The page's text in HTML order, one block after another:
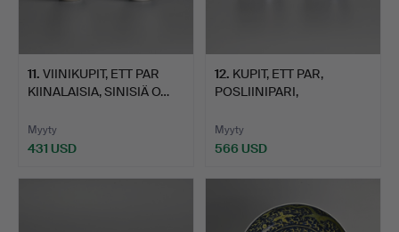
11. VIINIKUPIT, ETT PAR
KIINALAISIA, SINISIÄ O…
Myyty
431 USD
12. KUPIT, ETT PAR,
POSLIINIPARI,
Myyty
566 USD